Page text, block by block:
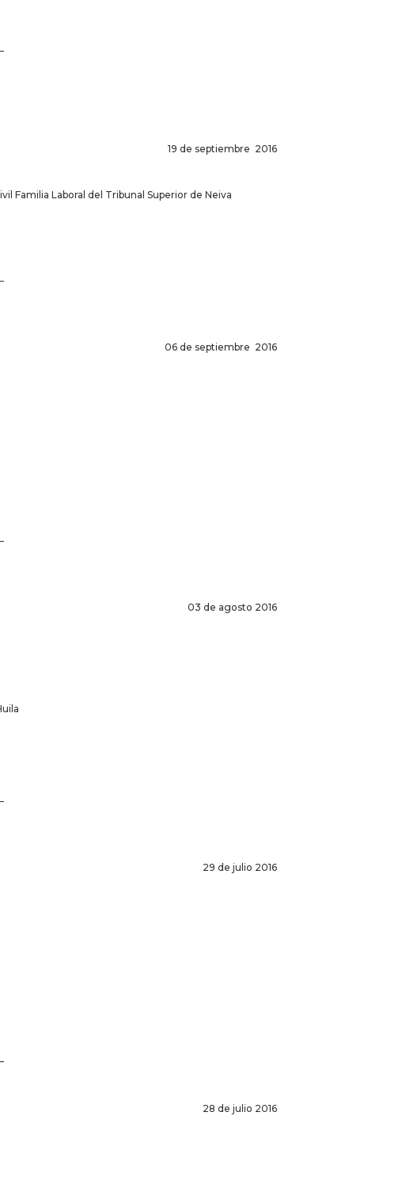
19 de septiembre 2016
Familia Laboral del Tribunal Superior de Neiva
06 de septiembre 2016
03 de agosto 2016
29 de julio 2016
28 de julio 2016